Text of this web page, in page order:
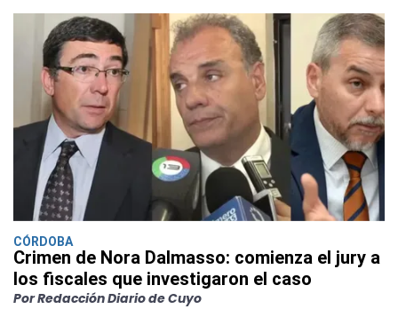
CÓRDOBA
Crimen de Nora Dalmasso: comienza el jury a
los fiscales que investigaron el caso
Por Redacción Diario de Cuyo